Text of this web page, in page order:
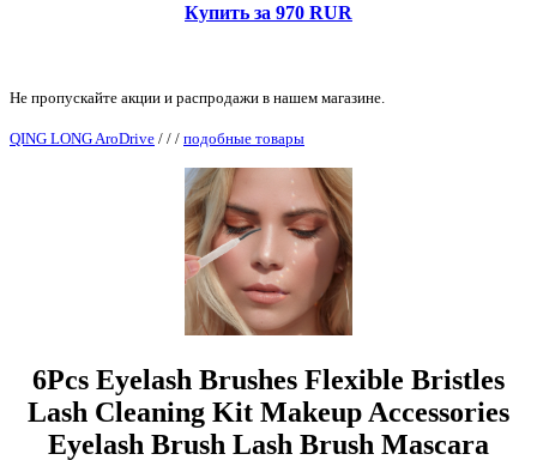
Купить за 970 RUR
Не пропускайте акции и распродажи в нашем магазине.
QING LONG AroDrive / / / подобные товары
6Pcs Eyelash Brushes Flexible Bristles
Lash Cleaning Kit Makeup Accessories
Eyelash Brush Lash Brush Mascara